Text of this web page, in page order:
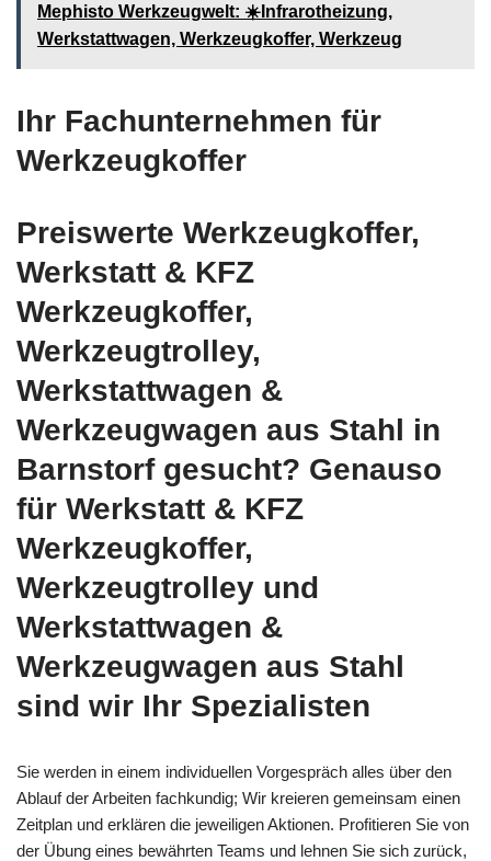
Mephisto Werkzeugwelt: ☀️Infrarotheizung,
Werkstattwagen, Werkzeugkoffer, Werkzeug
Ihr Fachunternehmen für
Werkzeugkoffer
Preiswerte Werkzeugkoffer,
Werkstatt & KFZ
Werkzeugkoffer,
Werkzeugtrolley,
Werkstattwagen &
Werkzeugwagen aus Stahl in
Barnstorf gesucht? Genauso
für Werkstatt & KFZ
Werkzeugkoffer,
Werkzeugtrolley und
Werkstattwagen &
Werkzeugwagen aus Stahl
sind wir Ihr Spezialisten
Sie werden in einem individuellen Vorgespräch alles über den
Ablauf der Arbeiten fachkundig; Wir kreieren gemeinsam einen
Zeitplan und erklären die jeweiligen Aktionen. Profitieren Sie von
der Übung eines bewährten Teams und lehnen Sie sich zurück,